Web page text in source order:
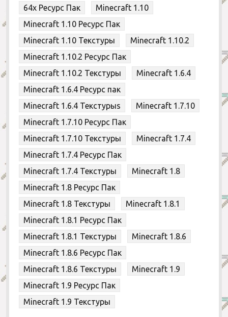
64x Ресурс Пак
Minecraft 1.10
Minecraft 1.10 Ресурс Пак
Minecraft 1.10 Текстуры
Minecraft 1.10.2
Minecraft 1.10.2 Ресурс Пак
Minecraft 1.10.2 Текстуры
Minecraft 1.6.4
Minecraft 1.6.4 Ресурс пак
Minecraft 1.6.4 Текстурыs
Minecraft 1.7.10
Minecraft 1.7.10 Ресурс Пак
Minecraft 1.7.10 Текстуры
Minecraft 1.7.4
Minecraft 1.7.4 Ресурс Пак
Minecraft 1.7.4 Текстуры
Minecraft 1.8
Minecraft 1.8 Ресурс Пак
Minecraft 1.8 Текстуры
Minecraft 1.8.1
Minecraft 1.8.1 Ресурс Пак
Minecraft 1.8.1 Текстуры
Minecraft 1.8.6
Minecraft 1.8.6 Ресурс Пак
Minecraft 1.8.6 Текстуры
Minecraft 1.9
Minecraft 1.9 Ресурс Пак
Minecraft 1.9 Текстуры